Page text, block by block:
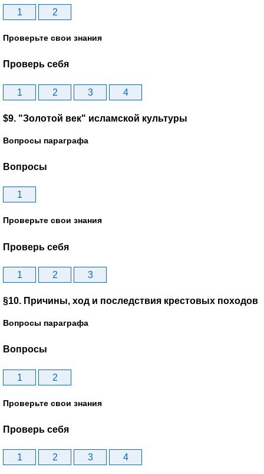
1 2
Проверьте свои знания
Проверь себя
1 2 3 4
$9. "Золотой век" исламской культуры
Вопросы параграфа
Вопросы
1
Проверьте свои знания
Проверь себя
1 2 3
§10. Причины, ход и последствия крестовых походов
Вопросы параграфа
Вопросы
1 2
Проверьте свои знания
Проверь себя
1 2 3 4